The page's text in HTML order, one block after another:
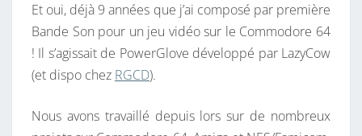
N
I
A
A
I
R
Et oui, déjà 9 années que j’ai composé par première
Bande Son pour un jeu vidéo sur le Commodore 64
! Il s’agissait de PowerGlove développé par LazyCow
(et dispo chez RGCD).
Nous avons travaillé depuis lors sur de nombreux